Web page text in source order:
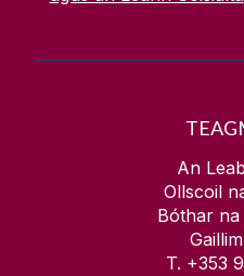
An
Ollscoil
Bóthar na
T. +353